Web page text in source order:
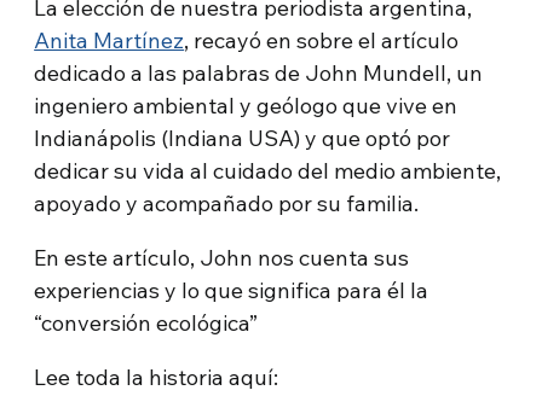
La elección de nuestra periodista argentina,
Anita Martínez, recayó en sobre el artículo
dedicado a las palabras de John Mundell, un
ingeniero ambiental y geólogo que vive en
Indianápolis (Indiana USA) y que optó por
dedicar su vida al cuidado del medio ambiente,
apoyado y acompañado por su familia.
En este artículo, John nos cuenta sus
experiencias y lo que significa para él la
“conversión ecológica”
Lee toda la historia aquí: